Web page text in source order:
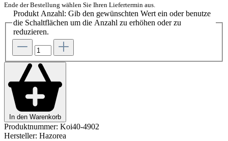
Ende der Bestellung wählen Sie Ihren Liefertermin aus.
Produkt Anzahl: Gib den gewünschten Wert ein oder benutze
die Schaltflächen um die Anzahl zu erhöhen oder zu
reduzieren.
In den Warenkorb
Produktnummer: Koi40-4902
Hersteller: Hazorea